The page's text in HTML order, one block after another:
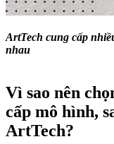
ArtTech cung cấp
nhau
Vì sao nên
cấp mô hình,
ArtTech?